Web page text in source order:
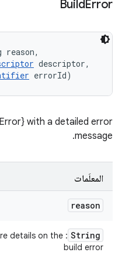
BuildError
descriptor,
errorId)
with a detailed error
message.
المعلَمات
reason
String
details on the
build error